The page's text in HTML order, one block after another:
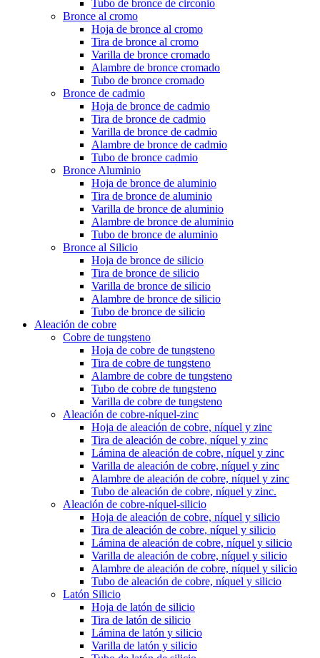
Tubo de bronce de circonio
Bronce al cromo
Hoja de bronce al cromo
Tira de bronce al cromo
Varilla de bronce cromado
Alambre de bronce cromado
Tubo de bronce cromado
Bronce de cadmio
Hoja de bronce de cadmio
Tira de bronce de cadmio
Varilla de bronce de cadmio
Alambre de bronce de cadmio
Tubo de bronce cadmio
Bronce Aluminio
Hoja de bronce de aluminio
Tira de bronce de aluminio
Varilla de bronce de aluminio
Alambre de bronce de aluminio
Tubo de bronce de aluminio
Bronce al Silicio
Hoja de bronce de silicio
Tira de bronce de silicio
Varilla de bronce de silicio
Alambre de bronce de silicio
Tubo de bronce de silicio
Aleación de cobre
Cobre de tungsteno
Hoja de cobre de tungsteno
Tira de cobre de tungsteno
Alambre de cobre de tungsteno
Tubo de cobre de tungsteno
Varilla de cobre de tungsteno
Aleación de cobre-níquel-zinc
Hoja de aleación de cobre, níquel y zinc
Tira de aleación de cobre, níquel y zinc
Lámina de aleación de cobre, níquel y zinc
Varilla de aleación de cobre, níquel y zinc
Alambre de aleación de cobre, níquel y zinc
Tubo de aleación de cobre, níquel y zinc.
Aleación de cobre-níquel-silicio
Hoja de aleación de cobre, níquel y silicio
Tira de aleación de cobre, níquel y silicio
Lámina de aleación de cobre, níquel y silicio
Varilla de aleación de cobre, níquel y silicio
Alambre de aleación de cobre, níquel y silicio
Tubo de aleación de cobre, níquel y silicio
Latón Silicio
Hoja de latón de silicio
Tira de latón de silicio
Lámina de latón y silicio
Varilla de latón y silicio